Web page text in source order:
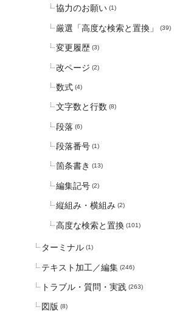
協力のお願い (1)
厳選「高度な検索と置換」 (39)
変更履歴 (3)
改ページ (2)
数式 (4)
文字数と行数 (8)
段落 (6)
段落番号 (1)
箇条書き (13)
編集記号 (2)
縦組み・横組み (2)
高度な検索と置換 (101)
ターミナル (1)
テキスト加工／編集 (246)
トラブル・質問・実践 (263)
図版 (8)